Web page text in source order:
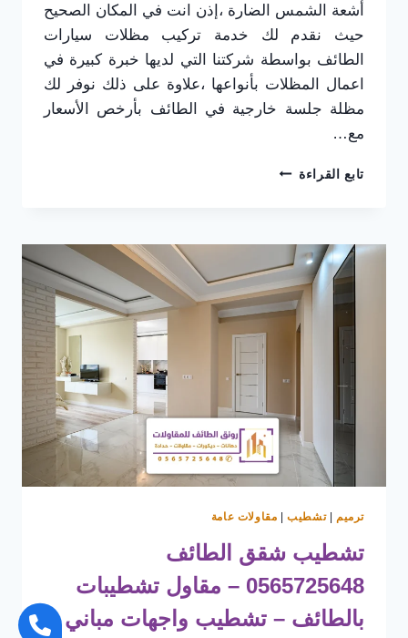
أشعة الشمس الضارة ،إذن انت في المكان الصحيح
حيث نقدم لك خدمة تركيب مظلات سيارات
الطائف بواسطة شركتنا التي لديها خبرة كبيرة في
اعمال المظلات بأنواعها ،علاوة على ذلك نوفر لك
مظلة جلسة خارجية في الطائف بأرخص الأسعار
مع…
تابع القراءة تركيب
0565725648
اسعار
مظلات
السيارات
في
الطائف
مظلات
منزلية
بالطائف
ترميم |تشطيب| مقاولات عامة
تشطيب شقق الطائف
0565725648 – مقاول تشطيبات
بالطائف – تشطيب واجهات مباني